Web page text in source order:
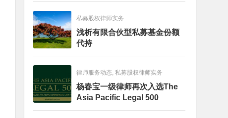
私募股权律师实务
浅析有限合伙型私募基金份额
代持
律师服务动态, 私募股权律师实务
杨春宝一级律师再次入选The
Asia Pacific Legal 500